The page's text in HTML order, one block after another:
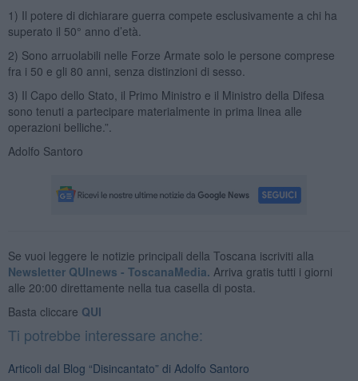
1) Il potere di dichiarare guerra compete esclusivamente a chi ha
superato il 50° anno d’età.
2) Sono arruolabili nelle Forze Armate solo le persone comprese
fra i 50 e gli 80 anni, senza distinzioni di sesso.
3) Il Capo dello Stato, il Primo Ministro e il Ministro della Difesa
sono tenuti a partecipare materialmente in prima linea alle
operazioni belliche.”.
Adolfo Santoro
Se vuoi leggere le notizie principali della Toscana iscriviti alla
Newsletter QUInews - ToscanaMedia. Arriva gratis tutti i giorni
alle 20:00 direttamente nella tua casella di posta.
Basta cliccare QUI
Ti potrebbe interessare anche:
Articoli dal Blog “Disincantato” di Adolfo Santoro